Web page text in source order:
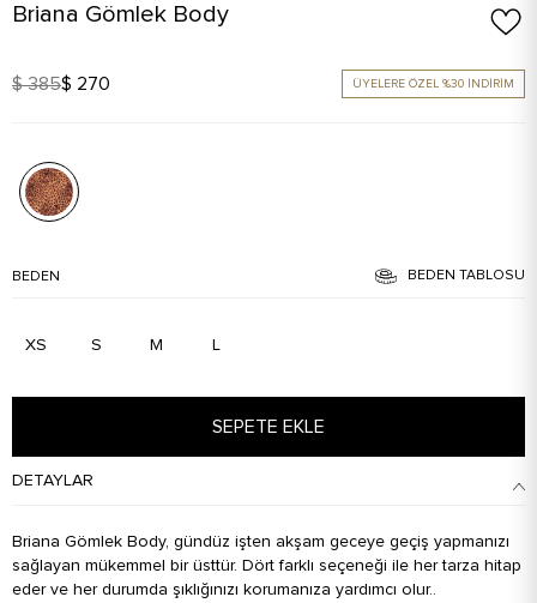
Briana Gömlek Body
$ 385$ 270 ÜYELERE ÖZEL %30 İNDİRİM
BEDEN BEDEN TABLOSU
XS S M L
SEPETE EKLE
DETAYLAR
Briana Gömlek Body, gündüz işten akşam geceye geçiş yapmanızı
sağlayan mükemmel bir üsttür. Dört farklı seçeneği ile her tarza hitap
eder ve her durumda şıklığınızı korumanıza yardımcı olur..